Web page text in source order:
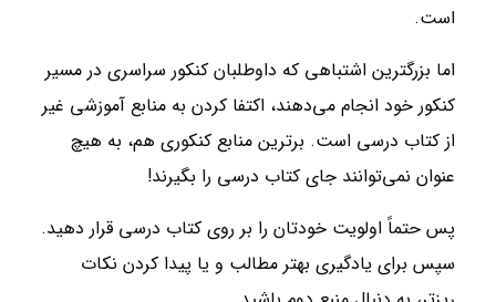
است.
اما بزرگترین اشتباهی که داوطلبان کنکور سراسری در مسیر
کنکور خود انجام می‌دهند، اکتفا کردن به منابع آموزشی غیر
از کتاب درسی است. برترین منابع کنکوری هم، به هیچ
عنوان نمی‌توانند جای کتاب درسی را بگیرند!
پس حتماً اولویت خودتان را بر روی کتاب درسی قرار دهید.
سپس برای یادگیری بهتر مطالب و یا پیدا کردن نکات